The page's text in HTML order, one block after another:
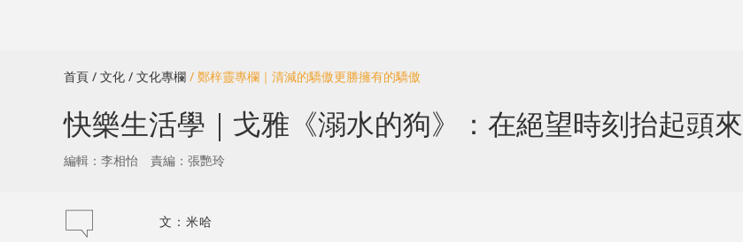
首頁 / 文化 / 文化專欄 / 鄭梓靈專欄｜清減的驕傲更勝擁有的驕傲
快樂生活學｜戈雅《溺水的狗》：在絕望時刻抬起頭來
編輯：李相怡 責編：張艷玲
文：米哈